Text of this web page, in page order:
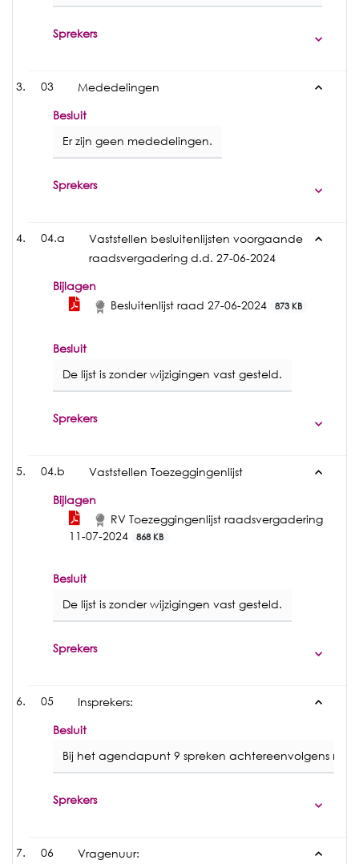
Sprekers
03 Mededelingen
Besluit
Er zijn geen mededelingen.
Sprekers
04.a
Vaststellen besluitenlijsten voorgaande
raadsvergadering d.d. 27-06-2024
Bijlagen
Besluitenlijst raad 27-06-2024
873 KB
Besluit
De lijst is zonder wijzigingen vast gesteld.
Sprekers
04.b Vaststellen Toezeggingenlijst
Bijlagen
RV Toezeggingenlijst raadsvergadering
11-07-2024
868 KB
Besluit
De lijst is zonder wijzigingen vast gesteld.
Sprekers
05 Insprekers:
Besluit
Bij het agendapunt 9 spreken achtereenvolgens
Sprekers
06 Vragenuur: